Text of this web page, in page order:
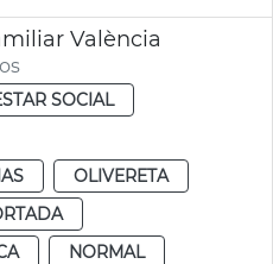
València
SOCIAL
OLIVERETA
NORMAL